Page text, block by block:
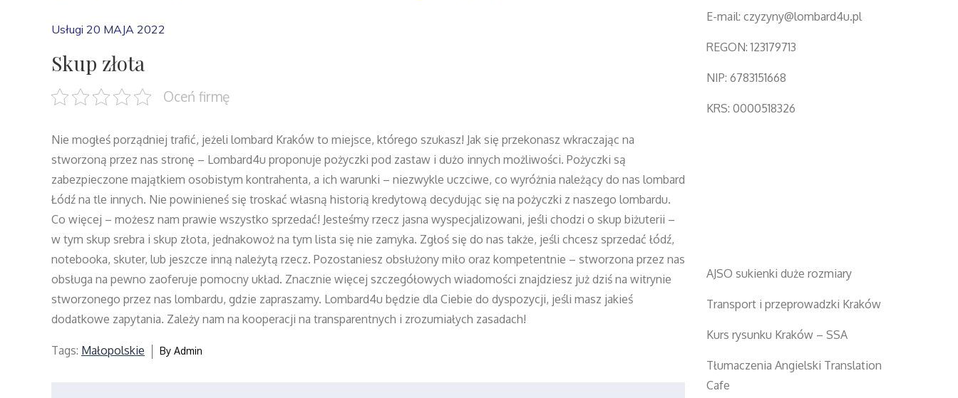
Usługi 20 MAJA 2022
Skup złota
Oceń firmę
Nie mogłeś porządniej trafić, jeżeli lombard Kraków to miejsce, którego szukasz! Jak się przekonasz wkraczając na
stworzoną przez nas stronę – Lombard4u proponuje pożyczki pod zastaw i dużo innych możliwości. Pożyczki są
zabezpieczone majątkiem osobistym kontrahenta, a ich warunki – niezwykle uczciwe, co wyróżnia należący do nas lombard
Łódź na tle innych. Nie powinieneś się troskać własną historią kredytową decydując się na pożyczki z naszego lombardu.
Co więcej – możesz nam prawie wszystko sprzedać! Jesteśmy rzecz jasna wyspecjalizowani, jeśli chodzi o skup biżuterii –
w tym skup srebra i skup złota, jednakowoż na tym lista się nie zamyka. Zgłoś się do nas także, jeśli chcesz sprzedać łódź,
notebooka, skuter, lub jeszcze inną należytą rzecz. Pozostaniesz obsłużony miło oraz kompetentnie – stworzona przez nas
obsługa na pewno zaoferuje pomocny układ. Znacznie więcej szczegółowych wiadomości znajdziesz już dziś na witrynie
stworzonego przez nas lombardu, gdzie zapraszamy. Lombard4u będzie dla Ciebie do dyspozycji, jeśli masz jakieś
dodatkowe zapytania. Zależy nam na kooperacji na transparentnych i zrozumiałych zasadach!
Tags: Małopolskie By Admin
E-mail:czyzyny@lombard4u.pl
REGON: 123179713
NIP: 6783151668
KRS: 0000518326
AJSO sukienki duże rozmiary
Transport i przeprowadzki Kraków
Kurs rysunku Kraków – SSA
Tłumaczenia Angielski Translation
Cafe